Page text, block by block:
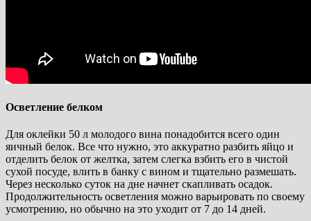
Осветление белком
Для оклейки 50 л молодого вина понадобится всего один
яичный белок. Все что нужно, это аккуратно разбить яйцо и
отделить белок от желтка, затем слегка взбить его в чистой
сухой посуде, влить в банку с вином и тщательно размешать.
Через несколько суток на дне начнет скапливать осадок.
Продолжительность осветления можно варьировать по своему
усмотрению, но обычно на это уходит от 7 до 14 дней.